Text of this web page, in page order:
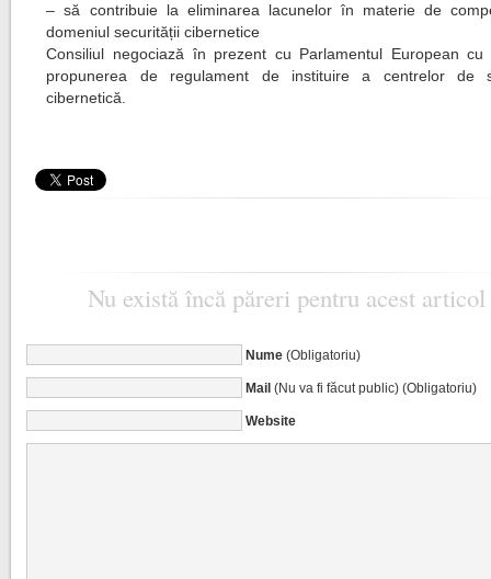
– să contribuie la eliminarea lacunelor în materie de
domeniul securității cibernetice
Consiliul negociază în prezent cu Parlamentul European cu
propunerea de regulament de instituire a centrelor de
cibernetică.
Nu există încă păreri pentru acest articol
Nume(Obligatoriu)
Mail(Nu va fi făcut public) (Obligatoriu)
Website